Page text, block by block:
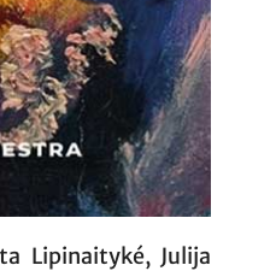
Lipinaityké, Julija